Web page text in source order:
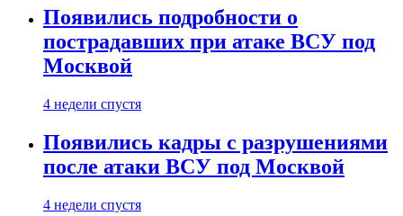
Появились подробности о
пострадавших при атаке ВСУ под
Москвой
4 недели спустя
Появились кадры с разрушениями
после атаки ВСУ под Москвой
4 недели спустя